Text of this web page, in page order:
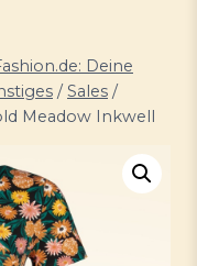
Deine
/ Sales /
Meadow Inkwell